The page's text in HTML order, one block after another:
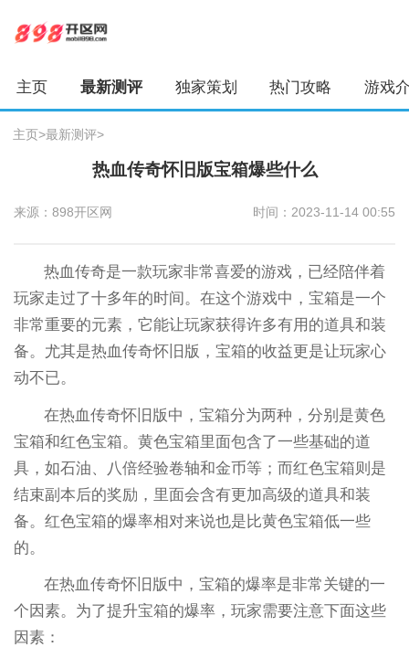
主页 最新测评 独家策划 热门攻略 游戏
主页>最新测评>
热血传奇怀旧版宝箱爆些什么
来源：898开区网 时间：2023-11-14 00:55
热血传奇是一款玩家非常喜爱的游戏，已经陪伴着
玩家走过了十多年的时间。在这个游戏中，宝箱是一个
非常重要的元素，它能让玩家获得许多有用的道具和装
备。尤其是热血传奇怀旧版，宝箱的收益更是让玩家心
动不已。
在热血传奇怀旧版中，宝箱分为两种，分别是黄色
宝箱和红色宝箱。黄色宝箱里面包含了一些基础的道
具，如石油、八倍经验卷轴和金币等；而红色宝箱则是
结束副本后的奖励，里面会含有更加高级的道具和装
备。红色宝箱的爆率相对来说也是比黄色宝箱低一些
的。
在热血传奇怀旧版中，宝箱的爆率是非常关键的一
个因素。为了提升宝箱的爆率，玩家需要注意下面这些
因素：